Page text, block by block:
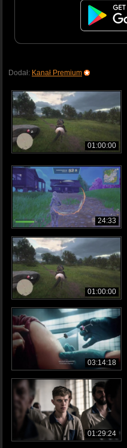
Dodał: Kanał Premium
01:00:00
24:33
01:00:00
03:14:18
01:29:24